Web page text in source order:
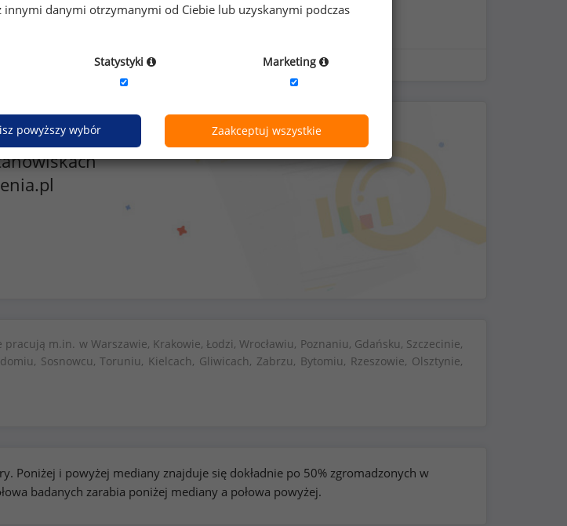
m.in. w Warszawie, Krakowie, Łodzi, Wrocławiu, Poznaniu, Gdańsku, Szczecinie,
Sosnowcu, Toruniu, Kielcach, Gliwicach, Zabrzu, Bytomiu, Rzeszowie, Olsztynie,
Poniżej i powyżej mediany znajduje się dokładnie po 50% zgromadzonych w
badanych zarabia poniżej mediany a połowa powyżej.
danymi otrzymanymi od Ciebie lub uzyskanymi podczas
Statystyki Marketing
powyższy wybór Zaakceptuj wszystkie